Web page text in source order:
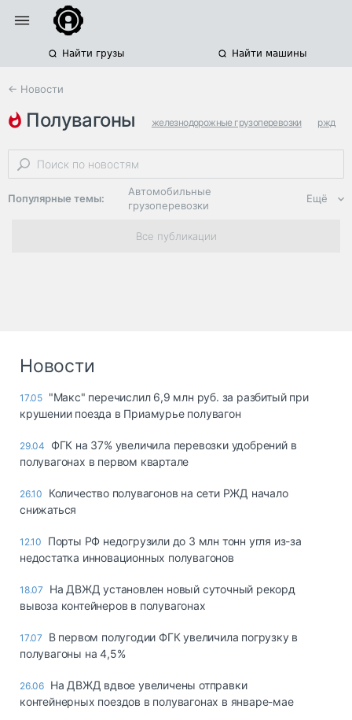
Найти грузы Найти машины
← Новости
полувагоны железнодорожные грузоперевозки ржд
железнодорожные операторы
Популярные темы:
Автомобильные
грузоперевозки
Региональная
логистика
опасные грузы
страхование
Склады и
Коммерческий
транспорт
Спецтехника
запчасти, шины
Ещё
Все публикации
Новости
17.05 "Макс" перечислил 6,9 млн руб. за разбитый при
крушении поезда в Приамурье полувагон
29.04
ФГК на 37% увеличила перевозки удобрений в
полувагонах в первом квартале
26.10
Количество полувагонов на сети РЖД начало
снижаться
12.10
Порты РФ недогрузили до 3 млн тонн угля из-за
недостатка инновационных полувагонов
18.07
На ДВЖД установлен новый суточный рекорд
вывоза контейнеров в полувагонах
17.07
В первом полугодии ФГК увеличила погрузку в
полувагоны на 4,5%
26.06 На ДВЖД вдвое увеличены отправки
контейнерных поездов в полувагонах в январе-мае